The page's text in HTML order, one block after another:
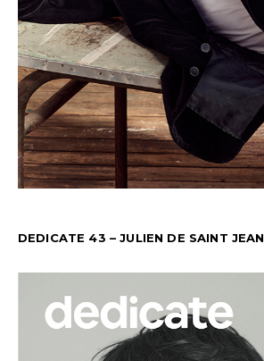
DEDICATE 43 – JULIEN DE SAINT JEAN